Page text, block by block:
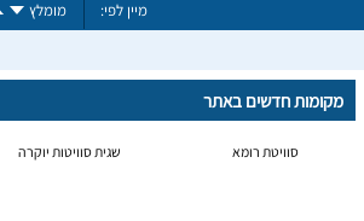
מיין לפי: מומלץ
מקומות חדשים באתר
סוויטת רומא שגית סוויטות יוקרה